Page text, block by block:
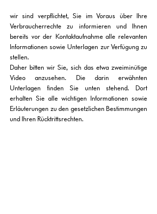
wir sind verpflichtet, Sie im Voraus über Ihre
Verbraucherrechte zu informieren und Ihnen
bereits vor der
Kontaktaufnahme alle relevanten
Informationen sowie Unterlagen zur Verfügung zu
stellen.
Daher bitten wir Sie, sich das etwa zweiminütige
Video anzusehen. Die darin erwähnten
Unterlagen finden Sie unten stehend. Dort
erhalten Sie alle wichtigen Informationen sowie
Erläuterungen zu den gesetzlichen Bestimmungen
und Ihren Rücktrittsrechten.